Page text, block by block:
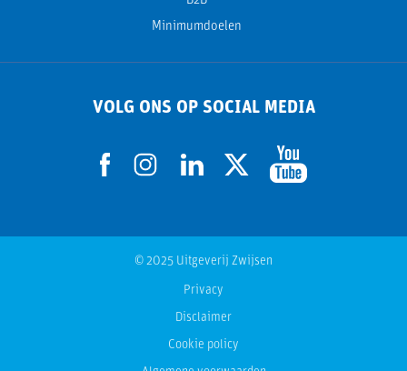
Minimumdoelen
VOLG ONS OP SOCIAL MEDIA
© 2025 Uitgeverij Zwijsen
Privacy
Disclaimer
Cookie policy